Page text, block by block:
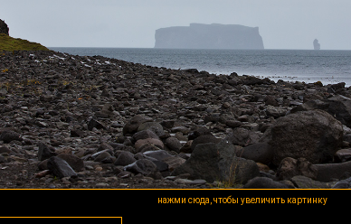
нажми сюда, чтобы увеличить картинку